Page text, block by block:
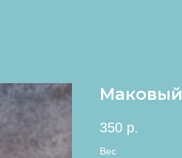
Маковый
350 р.
Вес